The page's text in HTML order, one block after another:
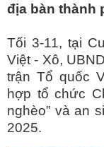
địa bàn thành
Tối 3-11, tại
Việt - Xô,
trận Tổ quốc
hợp tổ chức
nghèo” và an
2025.